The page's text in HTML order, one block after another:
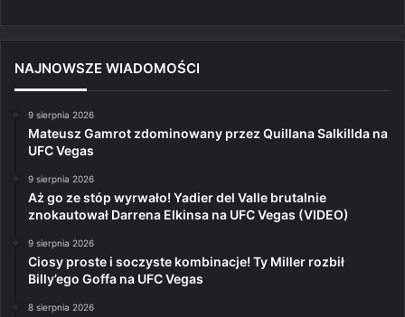
NAJNOWSZE WIADOMOŚCI
9 sierpnia 2026
Mateusz Gamrot zdominowany przez Quillana Salkillda na
UFC Vegas
9 sierpnia 2026
Aż go ze stóp wyrwało! Yadier del Valle brutalnie
znokautował Darrena Elkinsa na UFC Vegas (VIDEO)
9 sierpnia 2026
Ciosy proste i soczyste kombinacje! Ty Miller rozbił
Billy’ego Goffa na UFC Vegas
8 sierpnia 2026